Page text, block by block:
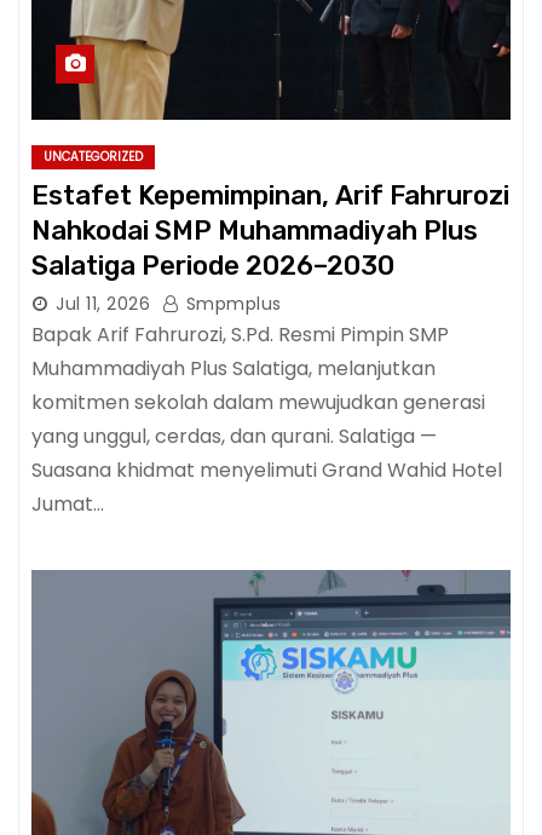
UNCATEGORIZED
Estafet Kepemimpinan, Arif Fahrurozi
Nahkodai SMP Muhammadiyah Plus
Salatiga Periode 2026–2030
Jul 11, 2026 Smpmplus
Bapak Arif Fahrurozi, S.Pd. Resmi Pimpin SMP
Muhammadiyah Plus Salatiga, melanjutkan
komitmen sekolah dalam mewujudkan generasi
yang unggul, cerdas, dan qurani. Salatiga —
Suasana khidmat menyelimuti Grand Wahid Hotel
Jumat…